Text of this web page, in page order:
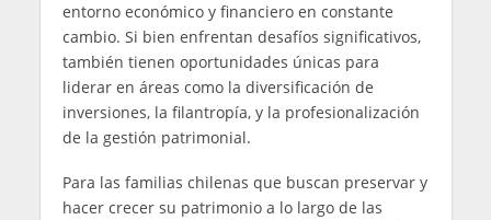
entorno económico y financiero en constante
cambio. Si bien enfrentan desafíos significativos,
también tienen oportunidades únicas para
liderar en áreas como la diversificación de
inversiones, la filantropía, y la profesionalización
de la gestión patrimonial.
Para las familias chilenas que buscan preservar y
hacer crecer su patrimonio a lo largo de las